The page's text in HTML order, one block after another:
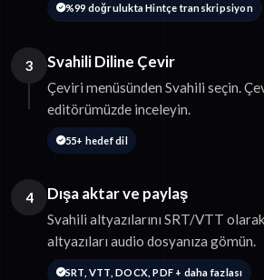
%99 doğrulukta Hintçe transkripsiyon
3 Svahili Diline Çevir
Çeviri menüsünden Svahili seçin.
editörümüzde inceleyin.
55+ hedef dil
4 Dışa aktar ve paylaş
Svahili altyazılarını SRT/VTT
altyazıları audio dosyanıza gömün.
SRT, VTT, DOCX, PDF + daha fazlası